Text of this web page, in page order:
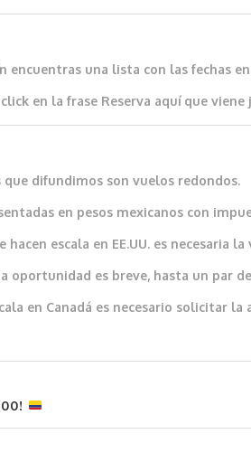
encuentras una lista con las fechas
en la frase Reserva aquí que viene
difundimos son vuelos redondos.
en pesos mexicanos con
hacen escala en EE.UU. es necesaria
oportunidad es breve, hasta un par
en Canadá es necesario solicitar